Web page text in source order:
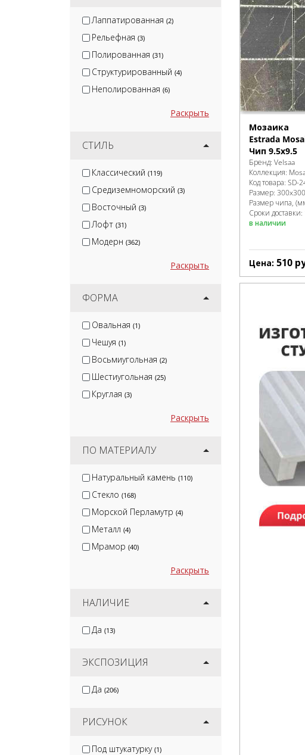
Лаппатированная (2)
Рельефная (3)
Полированная (31)
Структурированный (4)
Неполированная (6)
Раскрыть
СТИЛЬ
Классический (119)
Средиземноморский (3)
Восточный (3)
Лофт (31)
Модерн (362)
Раскрыть
ФОРМА
Овальная (1)
Чешуя (1)
Восьмиугольная (2)
Шестиугольная (25)
Круглая (3)
Раскрыть
ПО МАТЕРИАЛУ
Натуральный камень (110)
Стекло (168)
Морской Перламутр (4)
Металл (4)
Мрамор (40)
Раскрыть
НАЛИЧИЕ
Да (13)
ЭКСПОЗИЦИЯ
Да (206)
РИСУНОК
Под штукатурку (1)
Мозаика
Estrada
Чип 9.5x9.5
Бренд: Velsaa
Коллекция:
Код товара: SD-
Размер:
Размер чипа,
Сроки
в наличии
Цена: 510